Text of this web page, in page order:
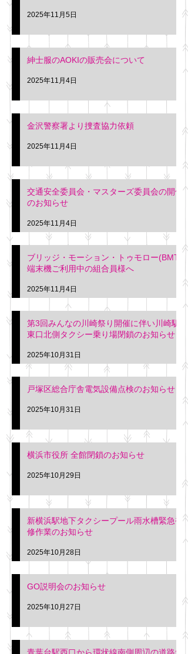
2025年11月5日
紳士服のAOKIの販売会について
2025年11月4日
金沢警察署より捜査協力依頼
2025年11月4日
交通安全委員会・マスターズ委員会の開催
のお知らせ
2025年11月4日
ブリッジ・モーション・トゥモロー(BMT)
端末機ご利用中の組合員様へ
2025年11月4日
第3回みんなの川崎祭り開催に伴い川崎駅
東口北側タクシー乗り場閉鎖のお知らせ
2025年10月31日
戸塚区総合庁舎電気設備点検のお知らせ
2025年10月31日
横浜市役所 全館閉鎖のお知らせ
2025年10月29日
新横浜駅地下タクシープール雨水槽緊急補
修作業のお知らせ
2025年10月28日
GO説明会のお知らせ
2025年10月27日